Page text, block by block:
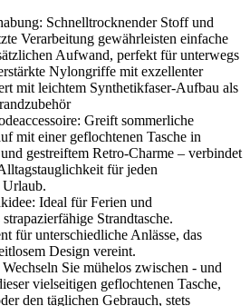
Schnelltrocknender Stoff und
Verarbeitung gewährleisten einfache
Aufwand, perfekt für unterwegs
Nylongriffe mit exzellenter
mit leichtem Synthetikfaser-Aufbau als
Greift sommerliche
mit einer geflochtenen Tasche in
gestreiftem Retro-Charme – verbindet
für jeden
Urlaub.
Ideal für Ferien und
Strandtasche.
für unterschiedliche Anlässe, das
Design vereint.
Sie mühelos zwischen - und
vielseitigen geflochtenen Tasche,
den täglichen Gebrauch, stets